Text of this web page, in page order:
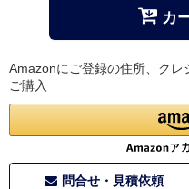
カ
Amazonにご登録の住所、ク
ご購入
問合せ・見積依頼